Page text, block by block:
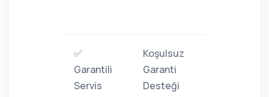
✅
Garantili
Servis
Koşulsuz
Garanti
Desteği